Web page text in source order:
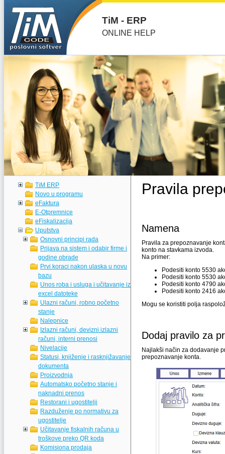
TiM - ERP
ONLINE HELP
TiM ERP
Novo u programu
eFaktura
E-Otpremnice
eFiskalizacija
Uputstva
Osnovni principi rada
Prijava na sistem i odabir firme i
godine obrade
Prvi koraci nakon ulaska u novu
bazu
Unos roba i usluga i učitavanje iz
excel datoteke
Ulazni računi, robno početno
stanje
Nalepnice
Izlazni računi, devizni izlazni
računi, interni prenosi
Nivelacije
Statusi, knjiženje i rasknjižavanje
dokumenta
Proizvodnja
Automatsko početno stanje i
naknadni prenos
Restorani i ugostitelji
Razduženje po normativu za
ugostitelje
Učitavanje fiskalnih računa u
troškove preko QR koda
Komisiona prodaja
Pravila
Namena
Pravila za prepoznavanje
konto na stavkama izvoda.
Na primer:
Podesiti konto 5530
Podesiti konto 5530
Podesiti konto 4790
Podesiti konto 2416
Mogu se koristiti polja
Dodaj pravilo za
Najlakši način za dodavanje
prepoznavanje konta.